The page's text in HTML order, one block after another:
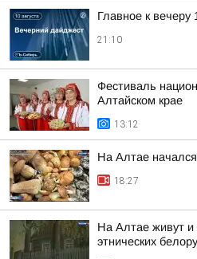
Главное к вечеру
21:10
Фестиваль
Алтайском крае
13:12
На Алтае
18:27
На Алтае живут и
этнических